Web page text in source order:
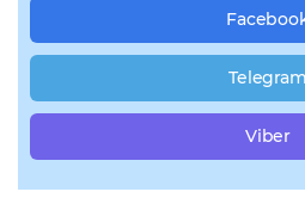
Telegram
Viber